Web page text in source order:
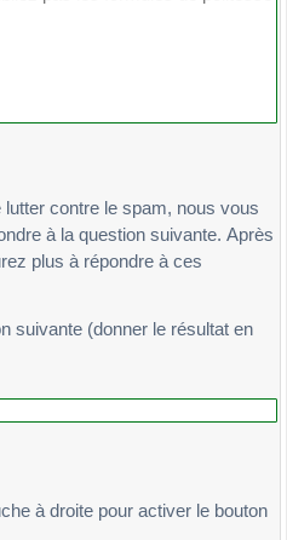
2*b*c)*d)/X(1))
OmegaB)-(a-
et ce cercle
3*s1*s3); %
Fact);
3*s2)*(s2^2-
contre le spam, nous vous
à la question suivante. Après
plus à répondre à ces
suivante (donner le résultat en
à droite pour activer le bouton